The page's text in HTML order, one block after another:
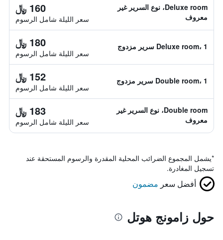
Deluxe room، نوع السرير غير
معروف
160 ﷼
سعر الليلة شامل الرسوم
Deluxe room، 1 سرير مزدوج 180 ﷼
سعر الليلة شامل الرسوم
Double room، 1 سرير مزدوج 152 ﷼
سعر الليلة شامل الرسوم
Double room، نوع السرير غير
معروف
183 ﷼
سعر الليلة شامل الرسوم
*يشمل المجموع الضرائب المحلية المقدرة والرسوم المستحقة عند
تسجيل المغادرة.
أفضل سعر مضمون
حول زامونج هوتل